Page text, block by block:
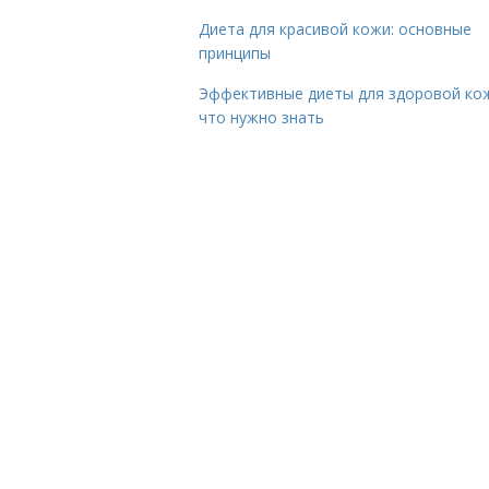
Диета для красивой кожи: основные
принципы
Эффективные диеты для здоровой
что нужно знать